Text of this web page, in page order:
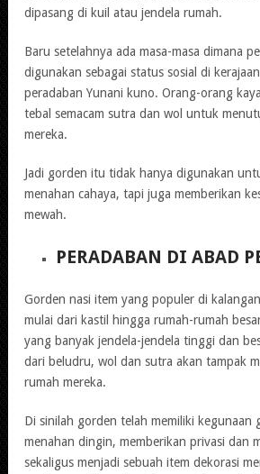
dipasang di kuil atau jendela rumah.
Baru setelahnya ada masa-masa dimana
digunakan sebagai status sosial di
peradaban Yunani kuno. Orang-orang
tebal semacam sutra dan wol untuk
mereka.
Jadi gorden itu tidak hanya digunakan
menahan cahaya, tapi juga memberikan
mewah.
PERADABAN DI ABAD
Gorden nasi item yang populer di
mulai dari kastil hingga rumah-rumah
yang banyak jendela-jendela tinggi dan
dari beludru, wol dan sutra akan tampak
rumah mereka.
Di sinilah gorden telah memiliki kegunaan
menahan dingin, memberikan privasi dan
sekaligus menjadi sebuah item dekorasi